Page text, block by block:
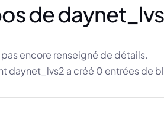
de
encore renseigné de détails.
daynet_lvs2 a créé 0 entrées de